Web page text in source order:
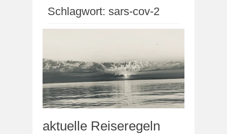
Schlagwort: sars-cov-2
aktuelle Reiseregeln